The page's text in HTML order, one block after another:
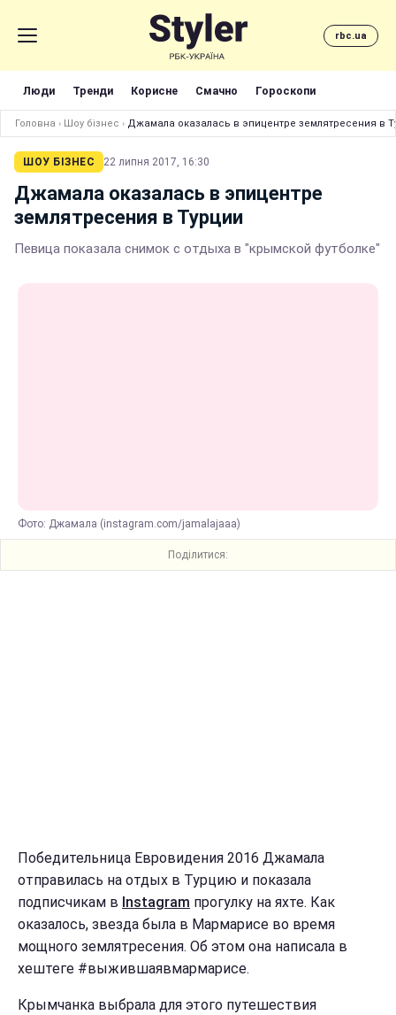
rbc.ua
Люди Тренди Корисне Смачно Гороскопи
Головна › Шоу бізнес › Джамала оказалась в эпицентре землятресения в
ШОУ БІЗНЕС 22 липня 2017, 16:30
Джамала оказалась в эпицентре
землятресения в Турции
Певица показала снимок с отдыха в "крымской футболке"
Фото: Джамала (instagram.com/jamalajaaa)
Поділитися:
Победительница Евровидения 2016 Джамала
отправилась на отдых в Турцию и показала
подписчикам в Instagram прогулку на яхте. Как
оказалось, звезда была в Мармарисе во время
мощного землятресения. Об этом она написала в
хештеге #выжившаявмармарисе.
Крымчанка выбрала для этого путешествия